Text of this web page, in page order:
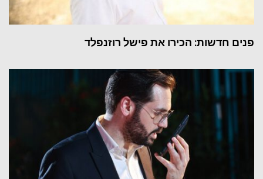
פנים חדשות: הכירו את פישל רוזנפלד